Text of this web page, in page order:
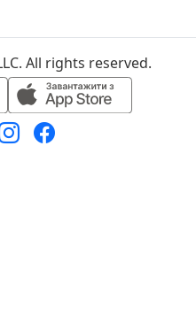
All rights reserved.